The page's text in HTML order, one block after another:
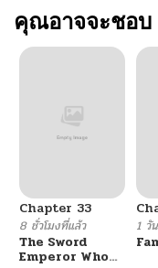
คุณอาจจะชอบ
Chapter 33
8 ชั่วโมงที่แล้ว
The Sword
Emperor Who
1 วั